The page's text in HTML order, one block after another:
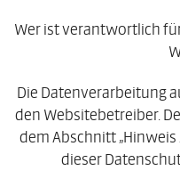
Wer ist verantwortlich
Die Datenverarbeitung
den Websitebetreiber.
dem Abschnitt
dieser